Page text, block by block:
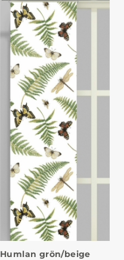
Humlan grön/beige